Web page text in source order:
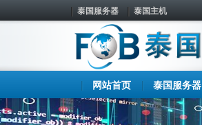
泰国服务器 泰国主机
网站首页 泰国服务器